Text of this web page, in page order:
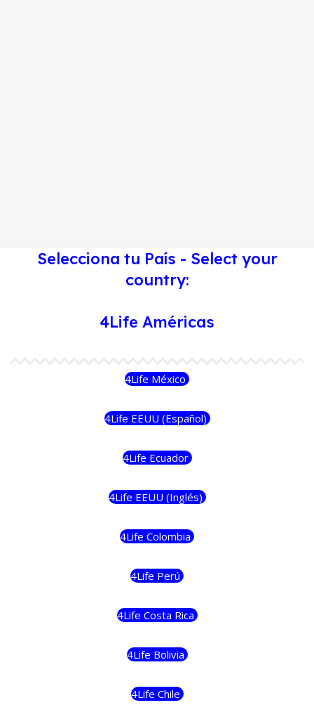
Selecciona tu País - Select your
country:
4Life Américas
4Life México
4Life EEUU (Español)
4Life Ecuador
4Life EEUU (Inglés)
4Life Colombia
4Life Perú
4Life Costa Rica
4Life Bolivia
4Life Chile